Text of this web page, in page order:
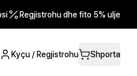
Regjistrohu dhe fito 5% ulje
Kyçu / Regjistrohu Shporta